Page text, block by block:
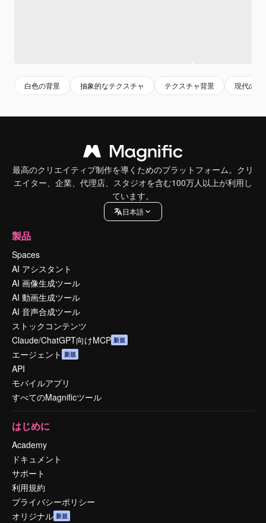
白色の背景 抽象的なテクスチャ テクスチャ背景 現代の背
最高のクリエイティブ制作を導くためのプラットフォーム。クリ
エイター、企業、代理店、スタジオを含む100万人以上が利用し
ています。
日本語
製品
Spaces
AI アシスタント
AI 画像生成ツール
AI 動画生成ツール
AI 音声合成ツール
ストックコンテンツ
Claude/ChatGPT向けMCP 新規
エージェント 新規
API
モバイルアプリ
すべてのMagnificツール
はじめに
Academy
ドキュメント
サポート
利用規約
プライバシーポリシー
オリジナル 新規